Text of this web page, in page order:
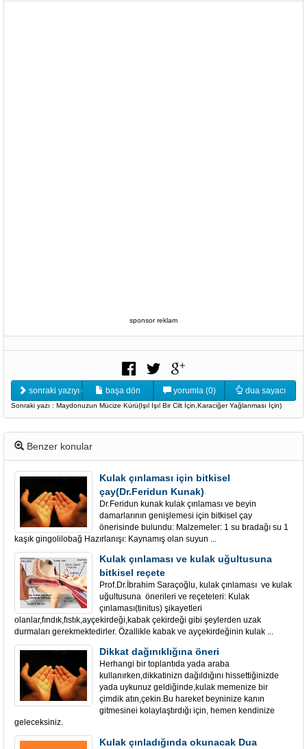
sponsor reklam
sonraki yazıyı oku başa dön yorumla (0) dua sayacı
Sonraki yazı : Maydonuzun Mücize Kürü(Işıl Işıl Bir Cilt İçin,Karaciğer Yağlanması İçin)
Benzer konular
Kulak çınlaması için bitkisel
çay(Dr.Feridun Kunak)
Dr.Feridun kunak kulak çınlaması ve beyin
damarlarının genişlemesi için bitkisel çay
önerisinde bulundu: Malzemeler: 1 su bradağı su 1
kaşık gingolilobağ Hazırlanışı: Kaynamış olan suyun ...
Kulak çınlaması ve kulak uğultusuna
bitkisel reçete
Prof.Dr.İbrahim Saraçoğlu, kulak çınlaması ve kulak
uğultusuna önerileri ve reçeteleri: Kulak
çınlaması(tinitus) şikayetleri
olanlar,fındık,fıstık,ayçekirdeği,kabak çekirdeği gibi şeylerden uzak
durmaları gerekmektedirler. Özallikle kabak ve ayçekirdeğinin kulak ...
Dikkat dağınıklığına öneri
Herhangi bir toplantıda yada araba
kullanırken,dikkatinizn dağıldığını hissettiğinizde
yada uykunuz geldiğinde,kulak memenize bir
çimdik atın,çekin.Bu hareket beyninize kanın
gitmesinei kolaylaştırdığı için, hemen kendinize
geleceksiniz.
Kulak çınladığında okunacak Dua